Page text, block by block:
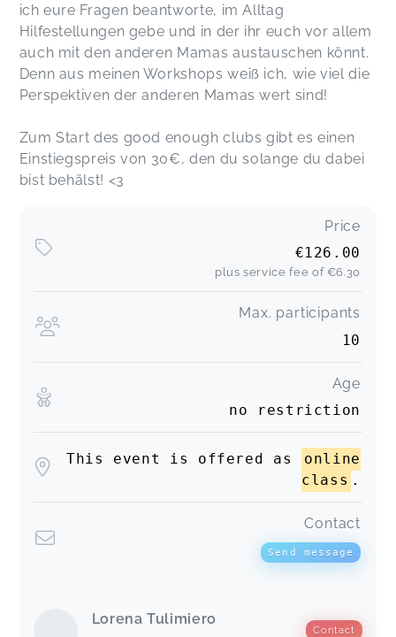
ich eure Fragen beantworte, im Alltag
Hilfestellungen gebe und in der ihr euch vor allem
auch mit den anderen Mamas austauschen könnt.
Denn aus meinen Workshops weiß ich, wie viel die
Perspektiven der anderen Mamas wert sind!
Zum Start des good enough clubs gibt es einen
Einstiegspreis von 30€, den du solange du dabei
bist behälst! <3
Price
€126.00
plus service fee of €6.30
Max. participants
10
Age
no restriction
This event is offered as
online
class .
Contact
Send message
Lorena Tulimiero
Contact